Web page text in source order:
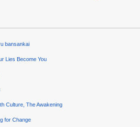
bansankai
Lies Become You
Culture, The Awakening
for Change